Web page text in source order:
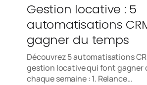
Gestion locative : 5
automatisations
gagner du temps
Découvrez 5 automatisations
gestion locative qui font gagner
chaque semaine : 1. Relance…